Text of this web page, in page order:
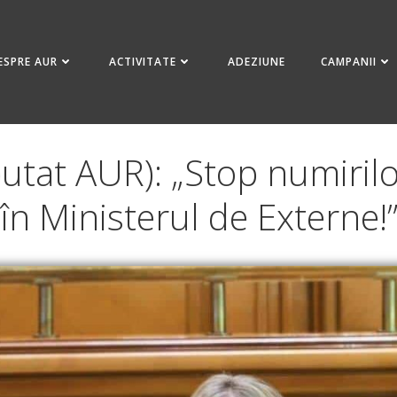
AUR ACTIVITATE ADEZIUNE CAMPANII
AUR): „Stop
în Ministerul de Externe!”